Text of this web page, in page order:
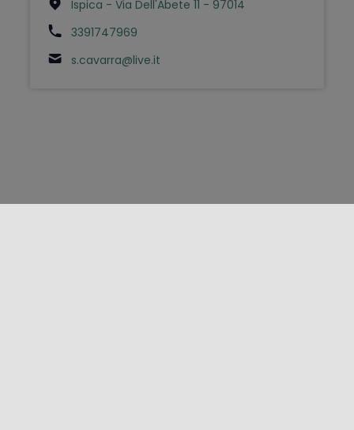
Ispica - Via Dell'Abete 11 - 97014
3391747969
s.cavarra@live.it